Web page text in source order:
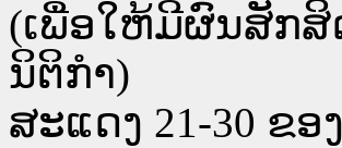
(ເພື່ອໃຫ້ມີຜົນສັກ
ນິຕິກໍາ)
ສະແດງ 21-30 ຂອ